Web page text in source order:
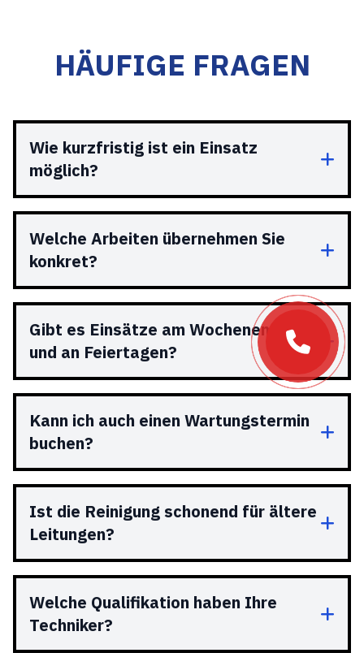
HÄUFIGE FRAGEN
Wie kurzfristig ist ein Einsatz
möglich?
Welche Arbeiten übernehmen Sie
konkret?
Gibt es Einsätze am Wochenende
und an Feiertagen?
Kann ich auch einen Wartungstermin
buchen?
Ist die Reinigung schonend für ältere
Leitungen?
Welche Qualifikation haben Ihre
Techniker?